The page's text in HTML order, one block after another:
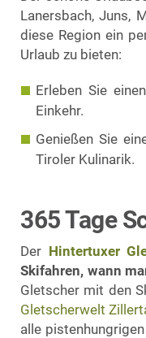
Lanersbach, Juns,
diese Region ein
Urlaub zu bieten:
Erleben Sie einen
Einkehr.
Genießen Sie
Tiroler Kulinarik.
365 Tage
Der Hintertuxer
Skifahren, wann
Gletscher mit den
Gletscherwelt
alle